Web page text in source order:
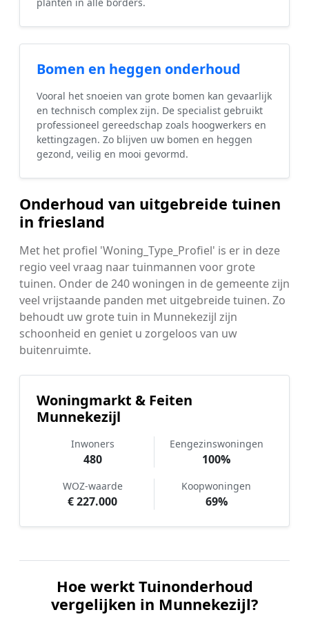
planten in alle borders.
Bomen en heggen onderhoud
Vooral het snoeien van grote bomen kan gevaarlijk
en technisch complex zijn. De specialist gebruikt
professioneel gereedschap zoals hoogwerkers en
kettingzagen. Zo blijven uw bomen en heggen
gezond, veilig en mooi gevormd.
Onderhoud van uitgebreide tuinen
in friesland
Met het profiel 'Woning_Type_Profiel' is er in deze
regio veel vraag naar tuinmannen voor grote
tuinen. Onder de 240 woningen in de gemeente zijn
veel vrijstaande panden met uitgebreide tuinen. Zo
behoudt uw grote tuin in Munnekezijl zijn
schoonheid en geniet u zorgeloos van uw
buitenruimte.
Woningmarkt & Feiten
Munnekezijl
Inwoners
480
Eengezinswoningen
100%
WOZ-waarde
€ 227.000
Koopwoningen
69%
Hoe werkt Tuinonderhoud
vergelijken in Munnekezijl?